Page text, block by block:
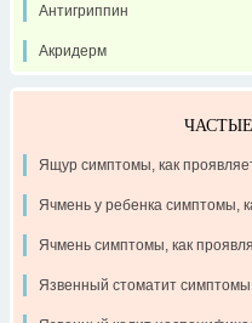
Антигриппин
Акридерм
Ящур симптомы, как
Ячмень у ребенка симптомы,
Ячмень симптомы, как
Язвенный стоматит